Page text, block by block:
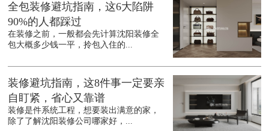
全包装修避坑指南，这6大陷阱
90%的人都踩过
在装修之前，一般都会先计算沈阳装修全
包大概多少钱一平，拎包入住的...
装修避坑指南，这8件事一定要亲
自盯紧，省心又靠谱
装修是件系统工程，想要装出满意的家，
除了了解沈阳装修公司哪家好，...